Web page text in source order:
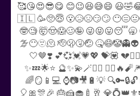
😄😅😆😉😊 😋😎😍😘🥰
😗😙😚🤗🤩 🤔🤨😐😑😶 🙄😏😣😥😮 🇮🇱 🥳🥺😇
🤓🧐 🤯🤠😱🥴🤪 😜😝😛😴🥱
😶‍🌫️🫥🫠 🫡🫢🤧🤕
🤍🤎❣️ 💕💞💓💗💖 💝💟
✨💤🌟⭐ 🔮✨💫🪄🧙‍♂️
🌈🪞📱💻 ⌚📷🎥🔋💡
🎈🎀🎊🎉 🎂🍰🧁🍼🥂